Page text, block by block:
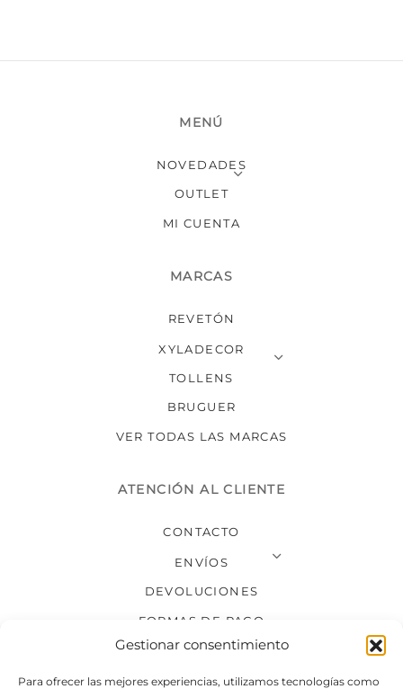
Gestionar consentimiento
Para ofrecer las mejores experiencias, utilizamos tecnologías como
MENÚ
NOVEDADES
OUTLET
MI CUENTA
MARCAS
REVETÓN
XYLADECOR
TOLLENS
BRUGUER
VER TODAS LAS MARCAS
ATENCIÓN AL CLIENTE
CONTACTO
ENVÍOS
DEVOLUCIONES
FORMAS DE PAGO
SÍGUENOS